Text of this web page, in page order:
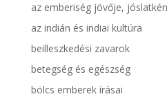
az emberiség jövője,
az indián és indiai kultúra
beilleszkedési zavarok
betegség és egészség
bölcs emberek írásai